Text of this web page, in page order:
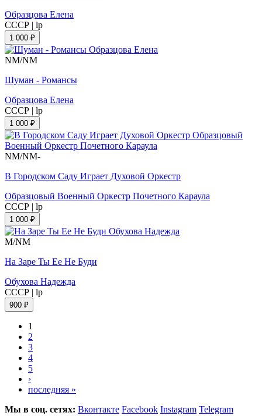
Образцова Елена
СССР | lp
1 000 ₽
NM/NM
Шуман - Романсы
Образцова Елена
СССР | lp
1 000 ₽
NM/NM-
В Городском Саду Играет Духовой Оркестр
Образцовый Военный Оркестр Почетного Караула
СССР | lp
1 000 ₽
M/NM
На Заре Ты Ее Не Буди
Обухова Надежда
СССР | lp
900 ₽
1
2
3
4
5
›
последняя »
Мы в соц. сетях: Вконтакте Facebook Instagram Telegram